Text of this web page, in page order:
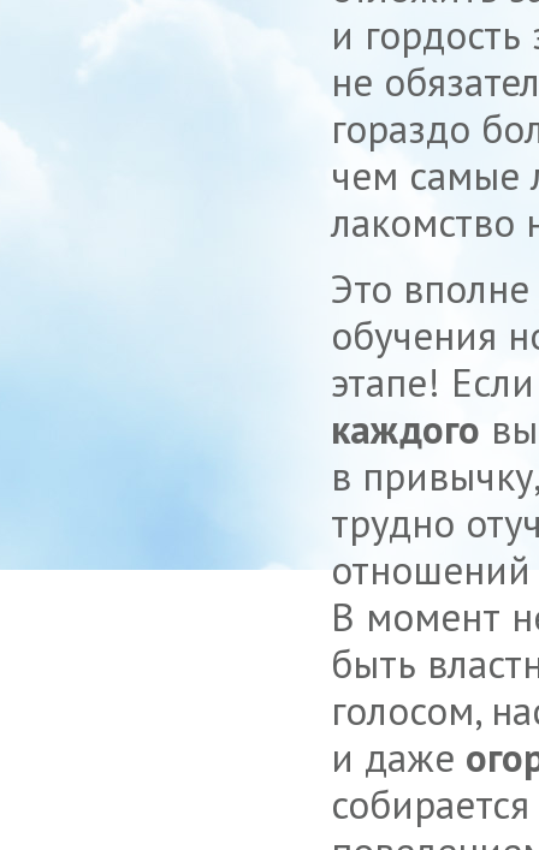
и
не
гораздо
чем самые
лакомство
Это
обучения
этапе!
каждого
в
трудно
отношений
В момент
быть
голосом,
и даже